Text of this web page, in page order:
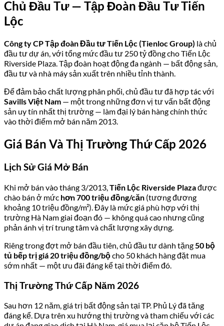
Chủ Đầu Tư — Tập Đoàn Đầu Tư Tiến
Lộc
Công ty CP Tập đoàn Đầu tư Tiến Lộc (Tienloc Group) là chủ
đầu tư dự án, với tổng mức đầu tư 250 tỷ đồng cho Tiến Lộc
Riverside Plaza. Tập đoàn hoạt động đa ngành — bất động sản,
đầu tư và nhà máy sản xuất trên nhiều tỉnh thành.
Để đảm bảo chất lượng phân phối, chủ đầu tư đã hợp tác với
Savills Việt Nam — một trong những đơn vị tư vấn bất động
sản uy tín nhất thị trường — làm đại lý bán hàng chính thức
vào thời điểm mở bán năm 2013.
Giá Bán Và Thị Trường Thứ Cấp 2026
Lịch Sử Giá Mở Bán
Khi mở bán vào tháng 3/2013,Tiến Lộc Riverside Plazađược
chào bán ở mức hơn 700 triệu đồng/căn (tương đương
khoảng 10 triệu đồng/m²). Đây là mức giá phù hợp với thị
trường Hà Nam giai đoạn đó — không quá cao nhưng cũng
phản ánh vị trí trung tâm và chất lượng xây dựng.
Riêng trong đợt mở bán đầu tiên, chủ đầu tư dành tặng50 bộ
tủ bếp trị giá 20 triệu đồng/bộcho 50 khách hàng đặt mua
sớm nhất — một ưu đãi đáng kể tại thời điểm đó.
Thị Trường Thứ Cấp Năm 2026
Sau hơn 12 năm, giá trị bất động sản tại TP. Phủ Lý đã tăng
đáng kể. Dựa trên xu hướng thị trường và tham chiếu với các